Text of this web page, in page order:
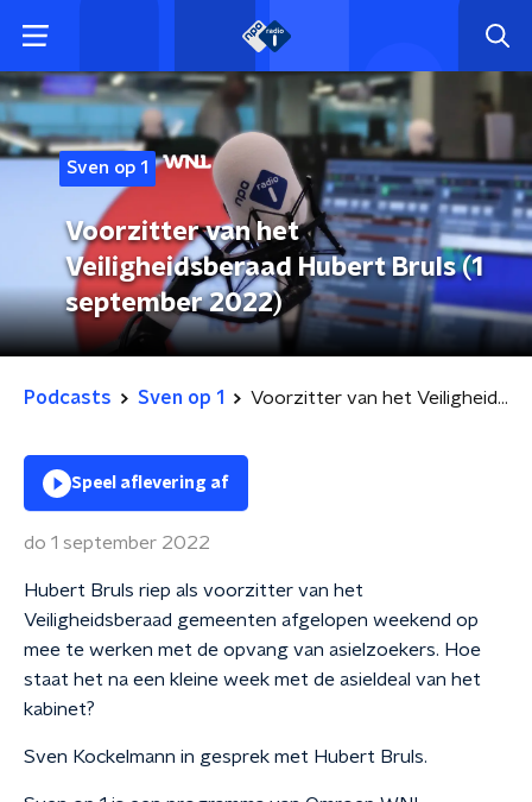
Sven op 1
Voorzitter van het
Veiligheidsberaad Hubert Bruls (1
september 2022)
Podcasts Sven op 1 Voorzitter van het Veiligheidsberaad Hubert Bruls (1 september 2022)
Speel aflevering af
do 1 september 2022
Hubert Bruls riep als voorzitter van het
Veiligheidsberaad gemeenten afgelopen weekend op
mee te werken met de opvang van asielzoekers. Hoe
staat het na een kleine week met de asieldeal van het
kabinet?
Sven Kockelmann in gesprek met Hubert Bruls.